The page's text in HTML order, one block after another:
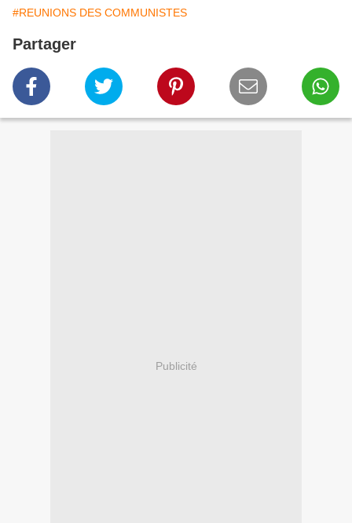
#REUNIONS DES COMMUNISTES
Partager
Publicité